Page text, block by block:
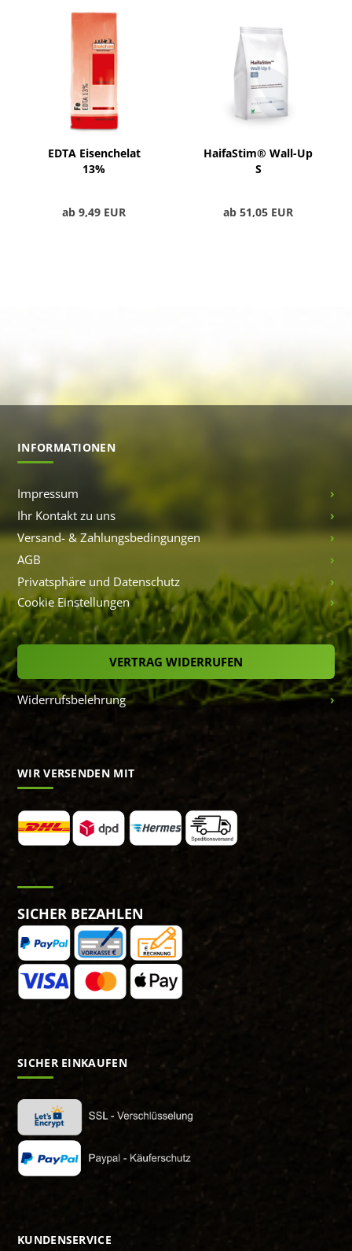
EDTA Eisenchelat
13%
ab 9,49 EUR
HaifaStim® Wall-Up
S
ab 51,05 EUR
INFORMATIONEN
Impressum
Ihr Kontakt zu uns
Versand- & Zahlungsbedingungen
AGB
Privatsphäre und Datenschutz
Cookie Einstellungen
VERTRAG WIDERRUFEN
Widerrufsbelehrung
WIR VERSENDEN MIT
SICHER BEZAHLEN
SICHER EINKAUFEN
KUNDENSERVICE